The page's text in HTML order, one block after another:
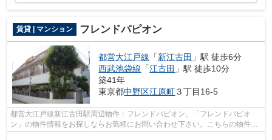
賃貸 | マンション フレンドパピオン
都営大江戸線 「新江古田 」駅 徒歩6分
西武池袋線 「江古田 」駅 徒歩10分
築41年
東京都中野区江原町３丁目16-5
都営大江戸線新江古田駅周辺物件：フレンドパピオン。「フレンドパピオ
ン」の物件情報をお探しならお気軽にお問い合わせ下さい。こちらの物件は